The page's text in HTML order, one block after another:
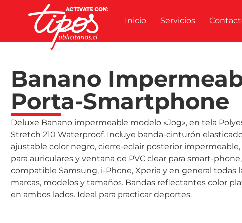
Inicio Servicios
Banano
Porta-Smartphone
Deluxe Banano impermeable modelo «Jog», en tela
Stretch 210 Waterproof. Incluye banda-cinturón
ajustable color negro, cierre-eclair posterior impermeable,
para auriculares y ventana de PVC clear para smart-phone,
compatible Samsung, i-Phone, Xperia y en general todas
marcas, modelos y tamaños. Bandas reflectantes color
en ambos lados. Ideal para practicar deportes.